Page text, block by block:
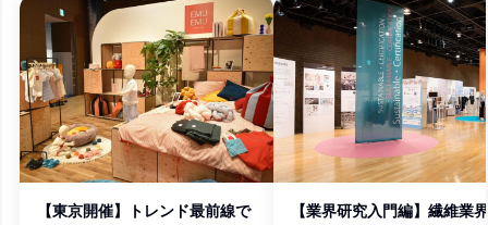
【東京開催】トレンド最前線で
【業界研究入門編】繊維業